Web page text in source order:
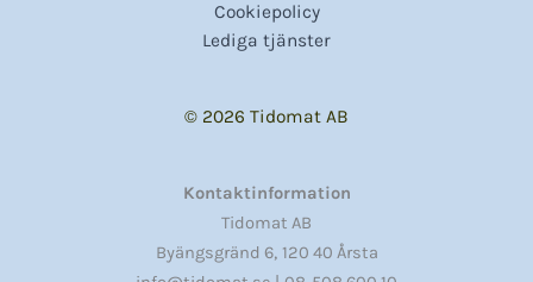
Cookiepolicy
Lediga tjänster
© 2026 Tidomat AB
Kontaktinformation
Tidomat AB
Byängsgränd 6, 120 40 Årsta